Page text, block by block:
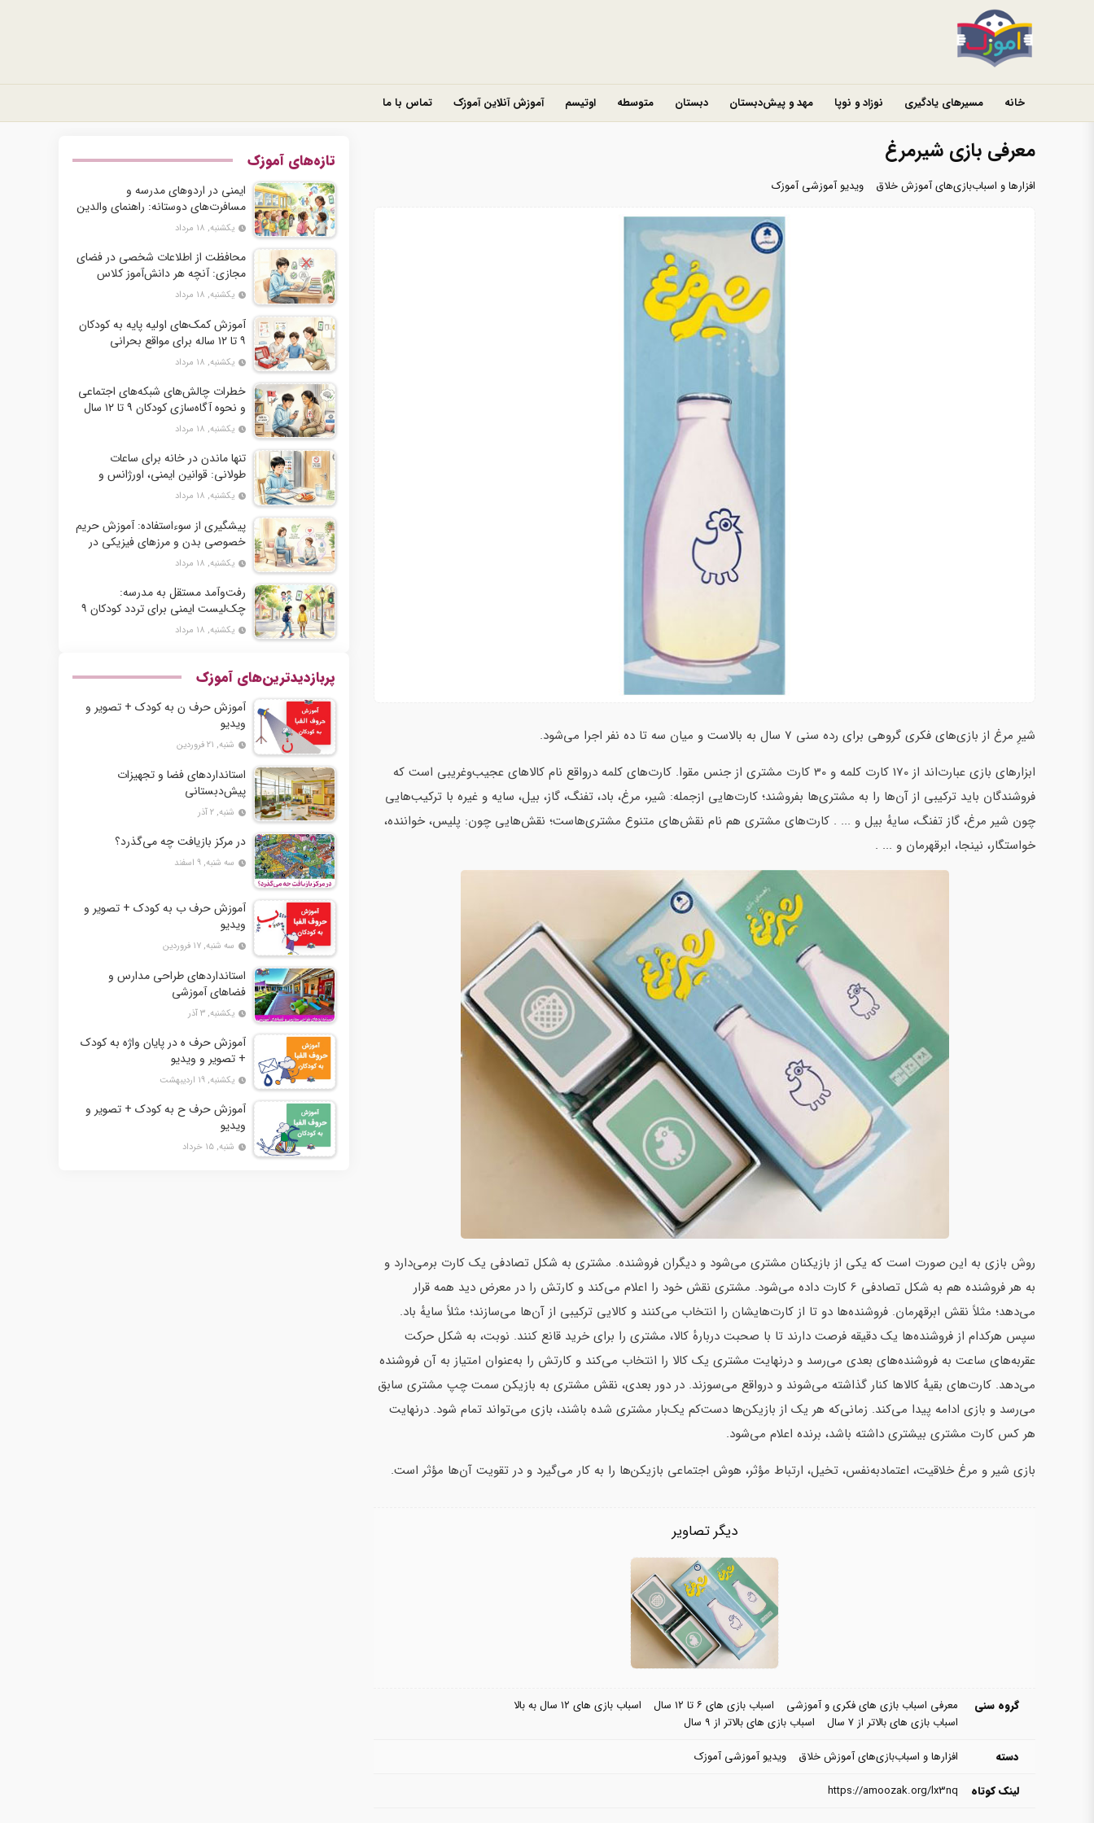
خانه مسیرهای یادگیری نوزاد و نوپا مهد و پیش‌دبستان دبستان متوسطه اوتیسم آموزش آنلاین آموزک تماس با ما
معرفی بازی شیرمرغ
افزارها و اسباب‌بازی‌های آموزش خلاق ویدیو آموزشی آموزک
شیرِ مرغ از بازی‌های فکری گروهی برای رده سنی 7 سال به بالاست و میان سه تا ده نفر اجرا می‌شود.
ابزارهای بازی عبارت‌اند از 170 کارت کلمه و 30 کارت مشتری از جنس مقوا. کارت‌های کلمه درواقع نام کالاهای عجیب‌وغریبی است که
فروشندگان باید ترکیبی از آن‌ها را به مشتری‌ها بفروشند؛ کارت‌هایی ازجمله: شیر، مرغ، باد، تفنگ، گاز، بیل، سایه و غیره با ترکیب‌هایی
چون شیر مرغ، گاز تفنگ، سایهٔ بیل و ... . کارت‌های مشتری هم نام نقش‌های متنوع مشتری‌هاست؛ نقش‌هایی چون: پلیس، خواننده،
خواستگار، نینجا، ابرقهرمان و ... .
روش بازی به این صورت است که یکی از بازیکنان مشتری می‌شود و دیگران فروشنده. مشتری به شکل تصادفی یک کارت برمی‌دارد و
به هر فروشنده هم به شکل تصادفی 6 کارت داده می‌شود. مشتری نقش خود را اعلام می‌کند و کارتش را در معرض دید همه قرار
می‌دهد؛ مثلاً نقش ابرقهرمان. فروشنده‌ها دو تا از کارت‌هایشان را انتخاب می‌کنند و کالایی ترکیبی از آن‌ها می‌سازند؛ مثلاً سایهٔ باد.
سپس هرکدام از فروشنده‌ها یک دقیقه فرصت دارند تا با صحبت دربارهٔ کالا، مشتری را برای خرید قانع کنند. نوبت، به شکل حرکت
عقربه‌های ساعت به فروشنده‌های بعدی می‌رسد و درنهایت مشتری یک کالا را انتخاب می‌کند و کارتش را به‌عنوان امتیاز به آن فروشنده
می‌دهد. کارت‌های بقیهٔ کالاها کنار گذاشته می‌شوند و درواقع می‌سوزند. در دور بعدی، نقش مشتری به بازیکن سمت چپ مشتری سابق
می‌رسد و بازی ادامه پیدا می‌کند. زمانی‌که هر یک از بازیکن‌ها دست‌کم یک‌بار مشتری شده باشند، بازی می‌تواند تمام شود. درنهایت
هر کس کارت مشتری بیشتری داشته باشد، برنده اعلام می‌شود.
بازی شیر و مرغ خلاقیت، اعتمادبه‌نفس، تخیل، ارتباط مؤثر، هوش اجتماعی بازیکن‌ها را به کار می‌گیرد و در تقویت آن‌ها مؤثر است.
دیگر تصاویر
گروه سنی معرفی اسباب بازی های فکری و آموزشی اسباب بازی های ۶ تا ۱۲ سال
اسباب بازی های ۱۲ سال به بالا
اسباب بازی های بالاتر از ۷ سال
اسباب بازی های بالاتر از ۹ سال
دسته
افزارها و اسباب‌بازی‌های آموزش خلاق
ویدیو آموزشی آموزک
لینک کوتاه
https://amoozak.org/lx3nq
تازه‌های آموزک
ایمنی در اردوهای مدرسه و
مسافرت‌های دوستانه: راهنمای والدین
نگرانیکشنبه, ۱۸ مرداد
محافظت از اطلاعات شخصی در فضای
مجازی: آنچه هر دانش‌آموز کلاس
ششم باید بداند
یکشنبه, ۱۸ مرداد
آموزش کمک‌های اولیه پایه به کودکان
۹ تا ۱۲ ساله برای مواقع بحرانی
یکشنبه, ۱۸ مرداد
خطرات چالش‌های شبکه‌های اجتماعی
و نحوه آگاه‌سازی کودکان ۹ تا ۱۲ سال
یکشنبه, ۱۸ مرداد
تنها ماندن در خانه برای ساعات
طولانی: قوانین ایمنی، اورژانس و
مدیریت زمان برای کودکان ۹ تا ۱۲ سال
یکشنبه, ۱۸ مرداد
پیشگیری از سوءاستفاده: آموزش حریم
خصوصی بدن و مرزهای فیزیکی در
آستانه بلوغ
یکشنبه, ۱۸ مرداد
رفت‌وآمد مستقل به مدرسه:
چک‌لیست ایمنی برای تردد کودکان ۹
تا ۱۲ سال در شهر یکشنبه, ۱۸ مرداد
پربازدیدترین‌های آموزک
آموزش حرف ن به کودک + تصویر و
ویدیو
شنبه, ۲۱ فروردین
استانداردهای فضا و تجهیزات
پیش‌دبستانی
شنبه, ۲ آذر
در مرکز بازیافت چه می‌گذرد؟
سه شنبه, ۹ اسفند
آموزش حرف ب به کودک + تصویر و
ویدیو
سه شنبه, ۱۷ فروردین
استانداردهای طراحی مدارس و
فضاهای آموزشی
یکشنبه, ۳ آذر
آموزش حرف ه در پایان واژه به کودک
+ تصویر و ویدیو
یکشنبه, ۱۹ اردیبهشت
آموزش حرف ح به کودک + تصویر و
ویدیو
شنبه, ۱۵ خرداد